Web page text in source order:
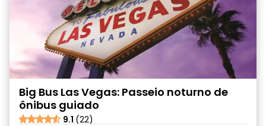
Big Bus Las Vegas: Passeio noturno de
ônibus guiado
9.1 (22)